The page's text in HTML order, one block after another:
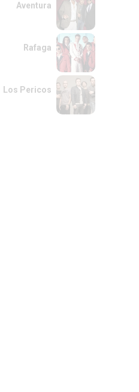
Aventura
Rafaga
Los Pericos